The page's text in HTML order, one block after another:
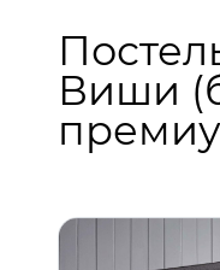
Виши